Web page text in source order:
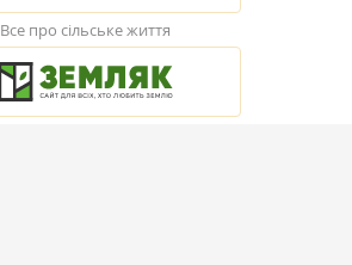
Все про сільське життя